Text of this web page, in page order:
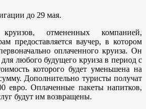
до 29 мая.
отмененных компанией,
предоставляется ваучер, в котором
оплаченного круиза. Он
любого будущего круиза в период с
которого будет уменьшена на
Дополнительно туристы получат
евро. Оплаченные пакеты напитков,
будут им возвращены.